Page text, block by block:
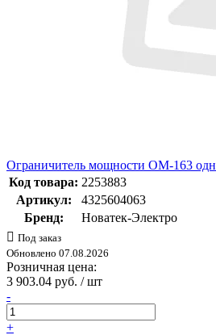
Ограничитель мощности ОМ-163
Код товара: 2253883
Артикул:
4325604063
Бренд:
Новатек-Электро
Под заказ
Обновлено 07.08.2026
Розничная цена:
3 903.04 руб. / шт
-
+